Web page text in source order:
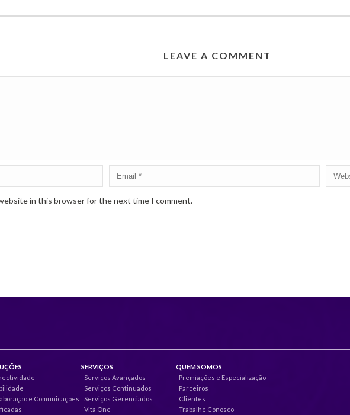
LEAVE A COMMENT
website in this browser for the next time I comment.
e Comunicações
SERVIÇOS
Serviços Avançados
Serviços Continuados
Serviços Gerenciados
Vita One
QUEM SOMOS
Premiações e Especialização
Parceiros
Clientes
Trabalhe Conosco